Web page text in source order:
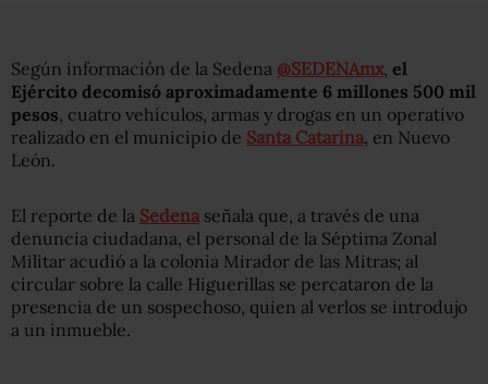
Según información de la Sedena @SEDENAmx, el
Ejército decomisó aproximadamente 6 millones 500 mil
pesos, cuatro vehículos, armas y drogas en un operativo
realizado en el municipio de Santa Catarina, en Nuevo
León.
El reporte de la Sedenaseñala que, a través de una
denuncia ciudadana, el personal de la Séptima Zonal
Militar acudió a la colonia Mirador de las Mitras; al
circular sobre la calle Higuerillas se percataron de la
presencia de un sospechoso, quien al verlos se introdujo
a un inmueble.